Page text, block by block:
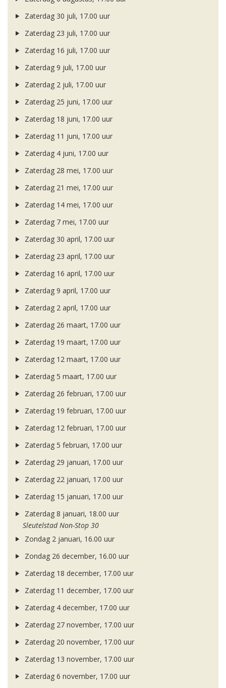
Zaterdag 30 juli, 17.00 uur
Zaterdag 23 juli, 17.00 uur
Zaterdag 16 juli, 17.00 uur
Zaterdag 9 juli, 17.00 uur
Zaterdag 2 juli, 17.00 uur
Zaterdag 25 juni, 17.00 uur
Zaterdag 18 juni, 17.00 uur
Zaterdag 11 juni, 17.00 uur
Zaterdag 4 juni, 17.00 uur
Zaterdag 28 mei, 17.00 uur
Zaterdag 21 mei, 17.00 uur
Zaterdag 14 mei, 17.00 uur
Zaterdag 7 mei, 17.00 uur
Zaterdag 30 april, 17.00 uur
Zaterdag 23 april, 17.00 uur
Zaterdag 16 april, 17.00 uur
Zaterdag 9 april, 17.00 uur
Zaterdag 2 april, 17.00 uur
Zaterdag 26 maart, 17.00 uur
Zaterdag 19 maart, 17.00 uur
Zaterdag 12 maart, 17.00 uur
Zaterdag 5 maart, 17.00 uur
Zaterdag 26 februari, 17.00 uur
Zaterdag 19 februari, 17.00 uur
Zaterdag 12 februari, 17.00 uur
Zaterdag 5 februari, 17.00 uur
Zaterdag 29 januari, 17.00 uur
Zaterdag 22 januari, 17.00 uur
Zaterdag 15 januari, 17.00 uur
Zaterdag 8 januari, 18.00 uur
Sleutelstad Non-Stop 30
Zondag 2 januari, 16.00 uur
Zondag 26 december, 16.00 uur
Zaterdag 18 december, 17.00 uur
Zaterdag 11 december, 17.00 uur
Zaterdag 4 december, 17.00 uur
Zaterdag 27 november, 17.00 uur
Zaterdag 20 november, 17.00 uur
Zaterdag 13 november, 17.00 uur
Zaterdag 6 november, 17.00 uur